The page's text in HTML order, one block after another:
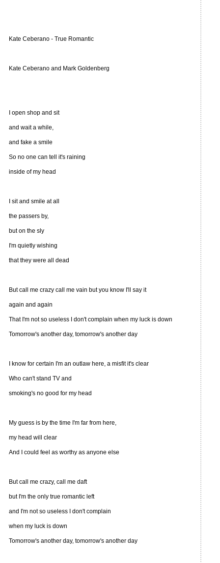
Kate Ceberano - True Romantic
Kate Ceberano and Mark Goldenberg
I open shop and sit
and wait a while,
and fake a smile
So no one can tell it's raining
inside of my head
I sit and smile at all
the passers by,
but on the sly
I'm quietly wishing
that they were all dead
But call me crazy call me vain but you know I'll say it
again and again
That I'm not so useless I don't complain when my luck is down
Tomorrow's another day, tomorrow's another day
I know for certain I'm an outlaw here, a misfit it's clear
Who can't stand TV and
smoking's no good for my head
My guess is by the time I'm far from here,
my head will clear
And I could feel as worthy as anyone else
But call me crazy, call me daft
but I'm the only true romantic left
and I'm not so useless I don't complain
when my luck is down
Tomorrow's another day, tomorrow's another day